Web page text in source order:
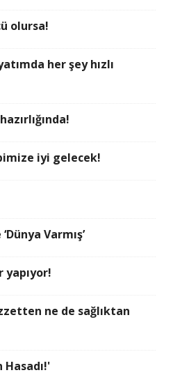
olursa!
her şey hızlı
iyi gelecek!
Varmış’
yapıyor!
ne de sağlıktan
Hasadı!'